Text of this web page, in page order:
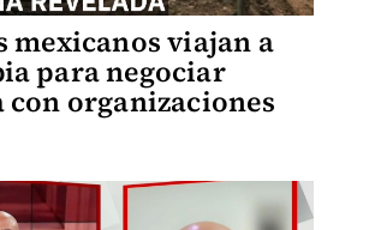
mexicanos viajan a
para negociar
con organizaciones